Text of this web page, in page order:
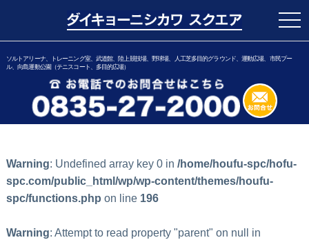
ソルトアリーナ、トレーニング室、武道館、陸上競技場、野球場、人工芝多目的グラウンド、運動広場、市民プー
ル、向島運動公園（テニスコート、多目的広場）
Warning: Undefined array key 0 in /home/houfu-spc/hofu-
spc.com/public_html/wp/wp-content/themes/houfu-
spc/functions.php on line 196
Warning: Attempt to read property "parent" on null in